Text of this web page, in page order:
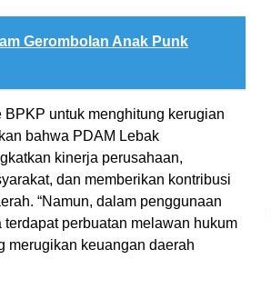
Gerombolan Anak Punk
untuk menghitung kerugian
bahwa PDAM Lebak
kinerja perusahaan,
dan memberikan kontribusi
“Namun, dalam penggunaan
perbuatan melawan hukum
merugikan keuangan daerah